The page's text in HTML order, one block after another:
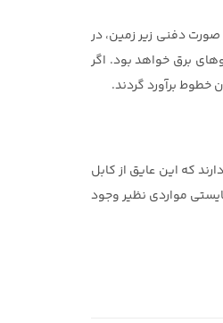
به صورت دفنی زیر زمین، در
برق خواهد بود. اگر
خطوط برآورد گردند.
که این عایق از کابل
مواردی نظیر وجود